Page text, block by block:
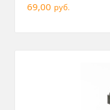
69,00 руб.